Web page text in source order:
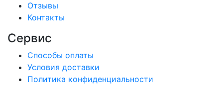
Отзывы
Контакты
Сервис
Способы оплаты
Условия доставки
Политика конфиденциальности